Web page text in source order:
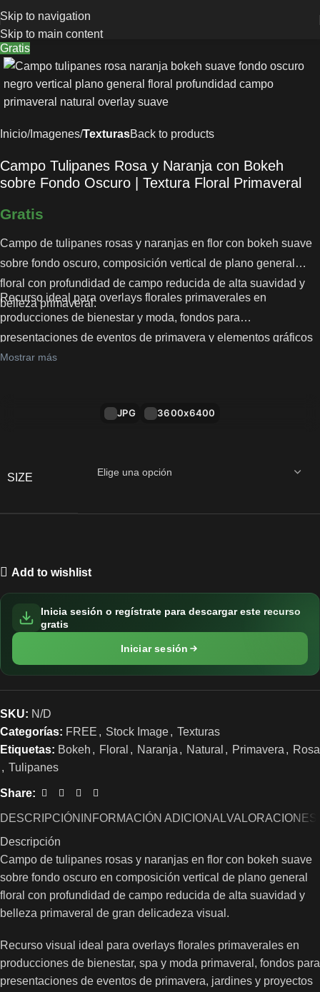
Skip to navigation
Skip to main content
Gratis
Inicio Imagenes TexturasBack to products
Campo Tulipanes Rosa y Naranja con Bokeh
sobre Fondo Oscuro | Textura Floral Primaveral
Gratis
Campo de tulipanes rosas y naranjas en flor con bokeh suave
sobre fondo oscuro, composición vertical de plano general
floral con profundidad de campo reducida de alta suavidad y
belleza primaveral.
Recurso ideal para overlays florales primaverales en
producciones de bienestar y moda, fondos para
presentaciones de eventos de primavera y elementos gráficos
con estética de jardín floral delicada.
Mostrar más
JPG 3600x6400
SIZE
Add to wishlist
Inicia sesión o regístrate para descargar este recurso
gratis
Iniciar sesión
SKU: N/D
Categorías: FREE , Stock Image, Texturas
Etiquetas: Bokeh , Floral , Naranja , Natural , Primavera , Rosa
, Tulipanes
Share:
DESCRIPCIÓN INFORMACIÓN ADICIONALVALORACIONES
Descripción
Campo de tulipanes rosas y naranjas en flor con bokeh suave
sobre fondo oscuro en composición vertical de plano general
floral con profundidad de campo reducida de alta suavidad y
belleza primaveral de gran delicadeza visual.
Recurso visual ideal para overlays florales primaverales en
producciones de bienestar, spa y moda primaveral, fondos para
presentaciones de eventos de primavera, jardines y proyectos